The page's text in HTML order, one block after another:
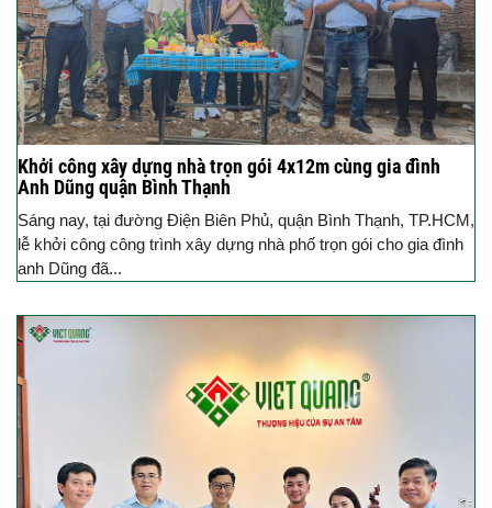
Khởi công xây dựng nhà trọn gói 4x12m cùng gia đình
Anh Dũng quận Bình Thạnh
Sáng nay, tại đường Điện Biên Phủ, quận Bình Thạnh, TP.HCM,
lễ khởi công công trình xây dựng nhà phố trọn gói cho gia đình
anh Dũng đã...